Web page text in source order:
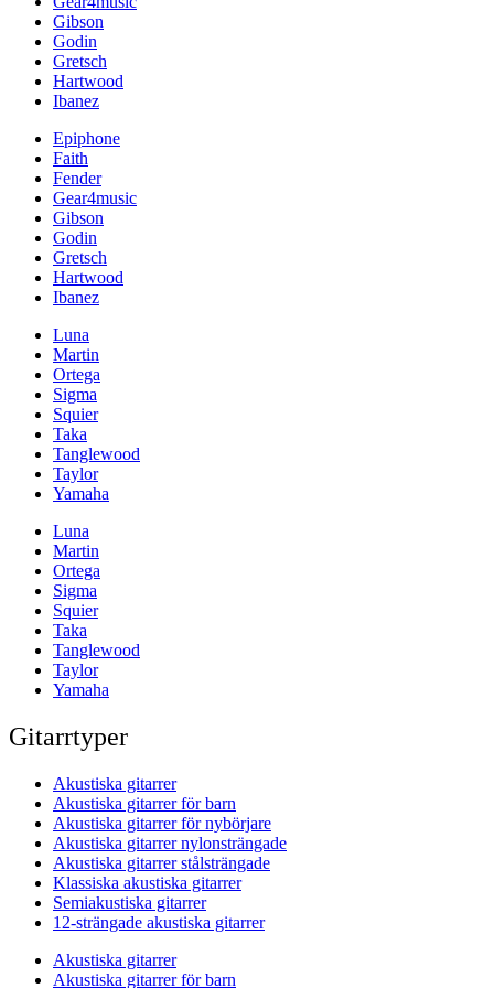
Gibson
Godin
Gretsch
Hartwood
Ibanez
Epiphone
Faith
Fender
Gear4music
Gibson
Godin
Gretsch
Hartwood
Ibanez
Luna
Martin
Ortega
Sigma
Squier
Taka
Tanglewood
Taylor
Yamaha
Luna
Martin
Ortega
Sigma
Squier
Taka
Tanglewood
Taylor
Yamaha
Gitarrtyper
Akustiska gitarrer
Akustiska gitarrer för barn
Akustiska gitarrer för nybörjare
Akustiska gitarrer nylonsträngade
Akustiska gitarrer stålsträngade
Klassiska akustiska gitarrer
Semiakustiska gitarrer
12-strängade akustiska gitarrer
Akustiska gitarrer
Akustiska gitarrer för barn